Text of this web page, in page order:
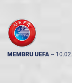
MEMBRU UEFA --